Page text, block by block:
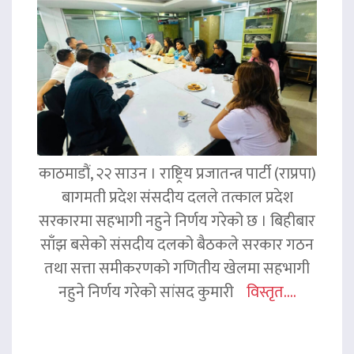
काठमाडौं, २२ साउन । राष्ट्रिय प्रजातन्त्र पार्टी (राप्रपा)
बागमती प्रदेश संसदीय दलले तत्काल प्रदेश
सरकारमा सहभागी नहुने निर्णय गरेको छ । बिहीबार
साँझ बसेको संसदीय दलको बैठकले सरकार गठन
तथा सत्ता समीकरणको गणितीय खेलमा सहभागी
नहुने निर्णय गरेको सांसद कुमारी विस्तृत....